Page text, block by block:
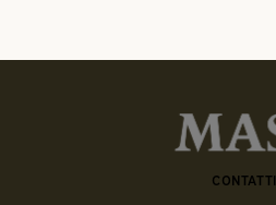
CONTATTI